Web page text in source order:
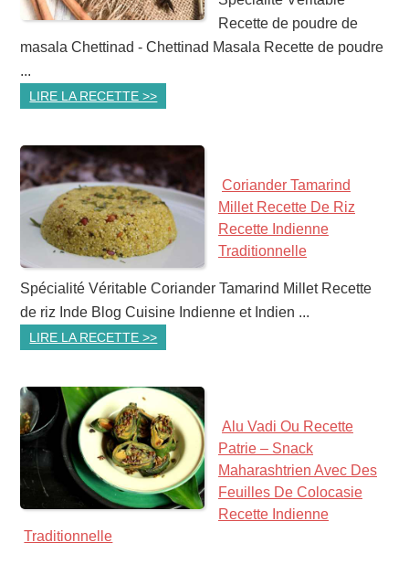
Recette de poudre de
masala Chettinad - Chettinad Masala Recette de poudre
...
LIRE LA RECETTE >>
Coriander Tamarind
Millet Recette De Riz
Recette Indienne
Traditionnelle
Spécialité Véritable Coriander Tamarind Millet Recette
de riz Inde Blog Cuisine Indienne et Indien ...
LIRE LA RECETTE >>
Alu Vadi Ou Recette
Patrie – Snack
Maharashtrien Avec Des
Feuilles De Colocasie
Recette Indienne
Traditionnelle